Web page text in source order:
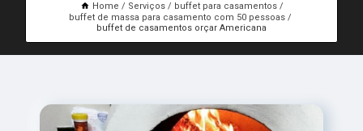
Home Serviços
buffet para casamentos
buffet de massa para casamento com 50 pessoas
buffet de casamentos orçar Americana